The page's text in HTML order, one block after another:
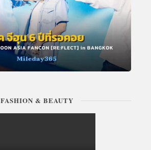
FASHION & BEAUTY